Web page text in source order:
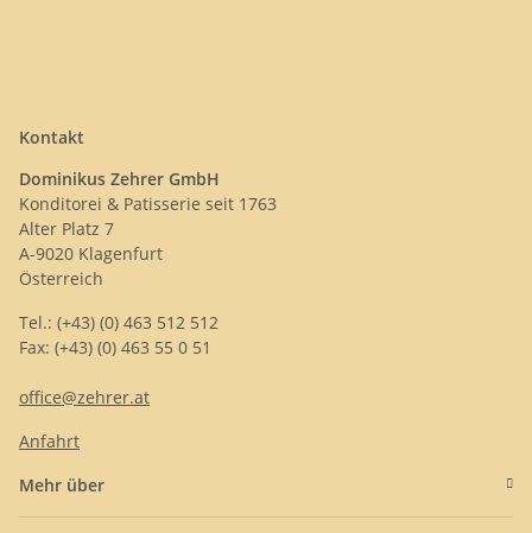
Kontakt
Dominikus Zehrer GmbH
Konditorei & Patisserie seit 1763
Alter Platz 7
A-9020 Klagenfurt
Österreich
Tel.: (+43) (0) 463 512 512
Fax: (+43) (0) 463 55 0 51
office@zehrer.at
Anfahrt
Mehr über